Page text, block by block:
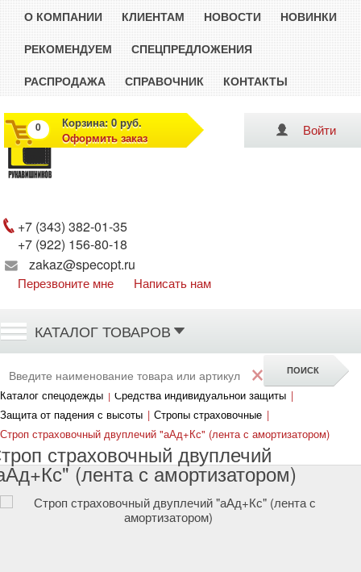
О КОМПАНИИ КЛИЕНТАМ НОВОСТИ
НОВИНКИ
РЕКОМЕНДУЕМ
СПЕЦПРЕДЛОЖЕНИЯ
РАСПРОДАЖА
СПРАВОЧНИК КОНТАКТЫ
+7 (343) 382-01-35
+7 (922) 156-80-18
zakaz@specopt.ru
Перезвоните мне Написать нам
Войти
Корзина: 0 руб.
Оформить заказ
0
КАТАЛОГ ТОВАРОВ
×
Каталог спецодежды | Средства индивидуальной защиты |
Защита от падения с высоты | Стропы страховочные |
Строп страховочный двуплечий "аАд+Кс" (лента с амортизатором)
страховочный двуплечий
(лента с амортизатором)